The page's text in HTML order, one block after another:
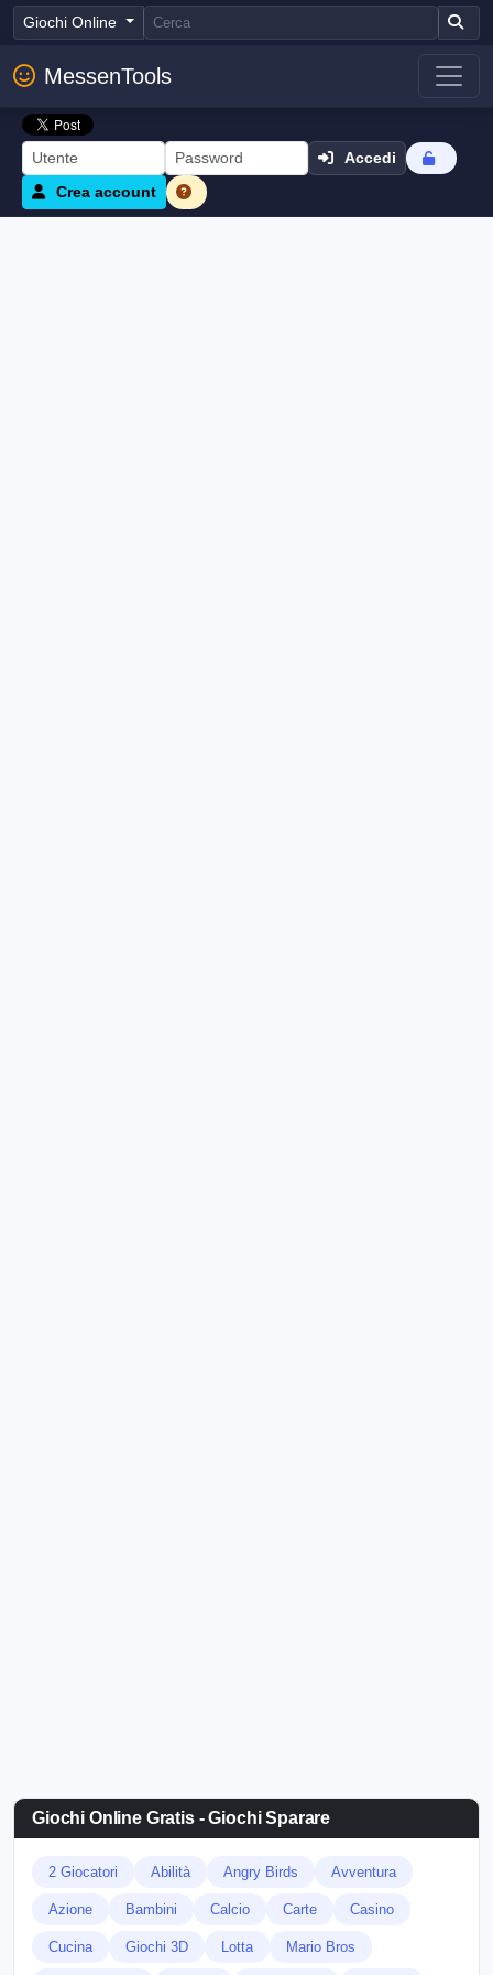
Giochi Online
MessenTools
Accedi
Crea account
Giochi Online Gratis - Giochi Sparare
2 Giocatori Abilità Angry Birds Avventura
Azione Bambini Calcio Carte Casino
Cucina Giochi 3D Lotta Mario Bros